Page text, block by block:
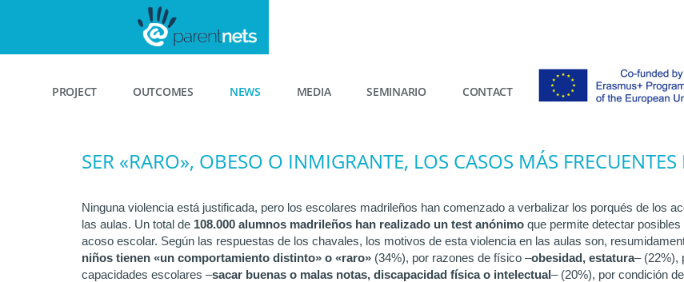
PROJECT OUTCOMES NEWS MEDIA SEMINARIO CONTACT
SER «RARO», OBESO O INMIGRANTE, LOS CASOS MÁS
Ninguna violencia está justificada, pero los escolares madrileños han comenzado a verbalizar los porqués de los
las aulas. Un total de 108.000 alumnos madrileños han realizado un test anónimo que permite detectar
acoso escolar. Según las respuestas de los chavales, los motivos de esta violencia en las aulas son,
niños tienen «un comportamiento distinto» o «raro» (34%), por razones de físico –obesidad, estatura– (22%),
capacidades escolares –sacar buenas o malas notas, discapacidad física o intelectual– (20%), por condición